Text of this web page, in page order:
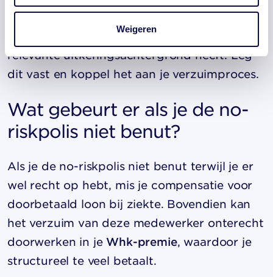
Weigeren
indiensttreding altijd controleert of iemand
in het doelgroepenregister staat of een
relevante uitkeringsachtergrond heeft. Leg
dit vast en koppel het aan je verzuimproces.
Wat gebeurt er als je de no-
riskpolis niet benut?
Als je de no-riskpolis niet benut terwijl je er
wel recht op hebt, mis je compensatie voor
doorbetaald loon bij ziekte. Bovendien kan
het verzuim van deze medewerker onterecht
doorwerken in je Whk-premie, waardoor je
structureel te veel betaalt.